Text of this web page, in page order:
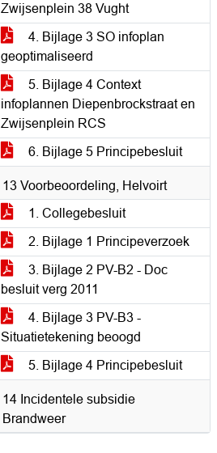
Zwijsenplein 38 Vught
4. Bijlage 3 SO infoplan
geoptimaliseerd
5. Bijlage 4 Context
infoplannen Diepenbrockstraat en
Zwijsenplein RCS
6. Bijlage 5 Principebesluit
13 Voorbeoordeling, Helvoirt
1. Collegebesluit
2. Bijlage 1 Principeverzoek
3. Bijlage 2 PV-B2 - Doc
besluit verg 2011
4. Bijlage 3 PV-B3 -
Situatietekening beoogd
5. Bijlage 4 Principebesluit
14 Incidentele subsidie
Brandweer